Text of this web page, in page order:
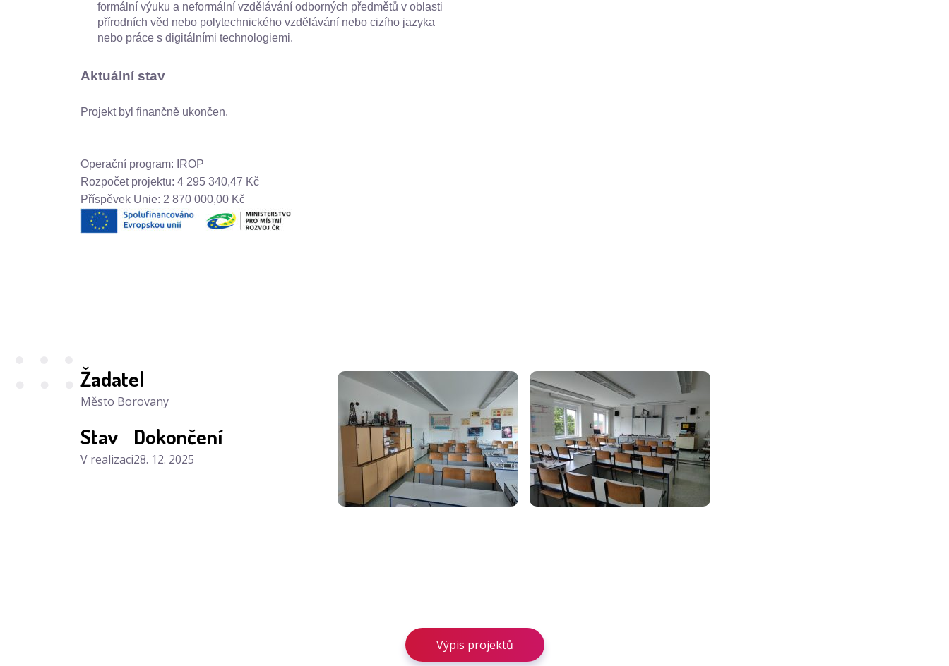
formální výuku a neformální vzdělávání odborných předmětů v oblasti
přírodních věd nebo polytechnického vzdělávání nebo cizího jazyka
nebo práce s digitálními technologiemi.
Aktuální stav
Projekt byl finančně ukončen.
Operační program: IROP
Rozpočet projektu: 4 295 340,47 Kč
Příspěvek Unie: 2 870 000,00 Kč
Žadatel
Město Borovany
Stav
V realizaci
Dokončení
28. 12. 2025
Výpis projektů